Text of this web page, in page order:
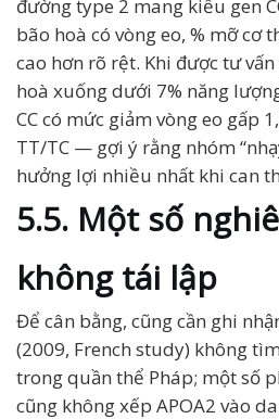
đường type 2 mang kiểu gen
bão hoà có vòng eo, % mỡ cơ
cao hơn rõ rệt. Khi được tư
hoà xuống dưới 7% năng
CC có mức giảm vòng eo gấp
TT/TC — gợi ý rằng nhóm
hưởng lợi nhiều nhất khi can
5.5. Một số
không tái lập
Để cân bằng, cũng cần ghi
(2009, French study) không
trong quần thể Pháp; một số
cũng không xếp APOA2 vào